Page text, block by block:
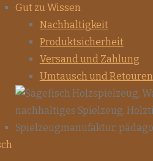
Gut zu Wissen
Nachhaltigkeit
Produktsicherheit
Versand und Zahlung
Umtausch und Retouren